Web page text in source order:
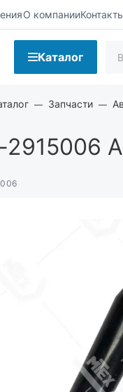
О компании
Каталог
Запчасти
2915006